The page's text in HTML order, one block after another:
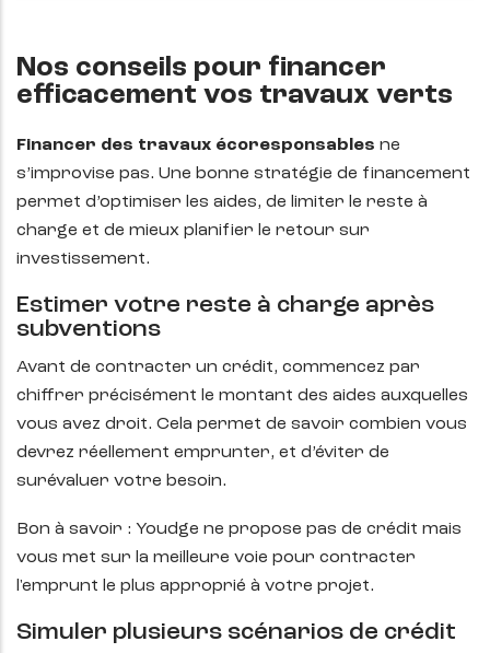
Nos conseils pour financer
efficacement vos travaux verts
Financer des travaux écoresponsables ne
s’improvise pas. Une bonne stratégie de financement
permet d’optimiser les aides, de limiter le reste à
charge et de mieux planifier le retour sur
investissement.
Estimer votre reste à charge après
subventions
Avant de contracter un crédit, commencez par
chiffrer précisément le montant des aides auxquelles
vous avez droit. Cela permet de savoir combien vous
devrez réellement emprunter, et d’éviter de
surévaluer votre besoin.
Bon à savoir : Youdge ne propose pas de crédit mais
vous met sur la meilleure voie pour contracter
l'emprunt le plus approprié à votre projet.
Simuler plusieurs scénarios de crédit